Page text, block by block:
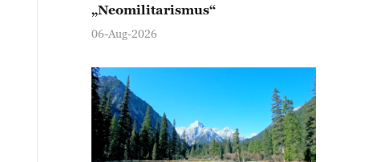
„Neomilitarismus“
06-Aug-2026